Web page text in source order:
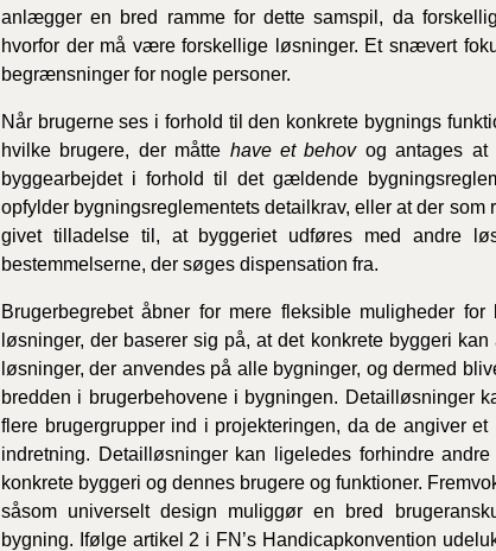
anlægger en bred ramme for dette samspil, da
hvorfor der må være forskellige løsninger. Et snævert
begrænsninger for nogle personer.
Når brugerne ses i forhold til den konkrete bygnings
hvilke brugere, der måtte have et behovog antages at
byggearbejdet i forhold til det gældende
opfylder bygningsreglementets detailkrav, eller at der
givet tilladelse til, at byggeriet udføres med andre
bestemmelserne, der søges dispensation fra.
Brugerbegrebet åbner for mere fleksible muligheder
løsninger, der baserer sig på, at det konkrete byggeri
løsninger, der anvendes på alle bygninger, og dermed
bredden i brugerbehovene i bygningen. Detailløsninger
flere brugergrupper ind i projekteringen, da de angiver
indretning. Detailløsninger kan ligeledes forhindre
konkrete byggeri og dennes brugere og funktioner.
såsom universelt design muliggør en bred
bygning. Ifølge artikel 2 i FN’s Handicapkonvention